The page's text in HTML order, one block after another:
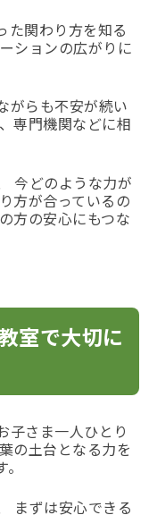
た関わり方を知る
ションの広がりに
がらも不安が続い
専門機関などに相
今どのような力が
方が合っているの
方の安心にもつな
室で大切に
子さま一人ひとり
の土台となる力を
まずは安心できる